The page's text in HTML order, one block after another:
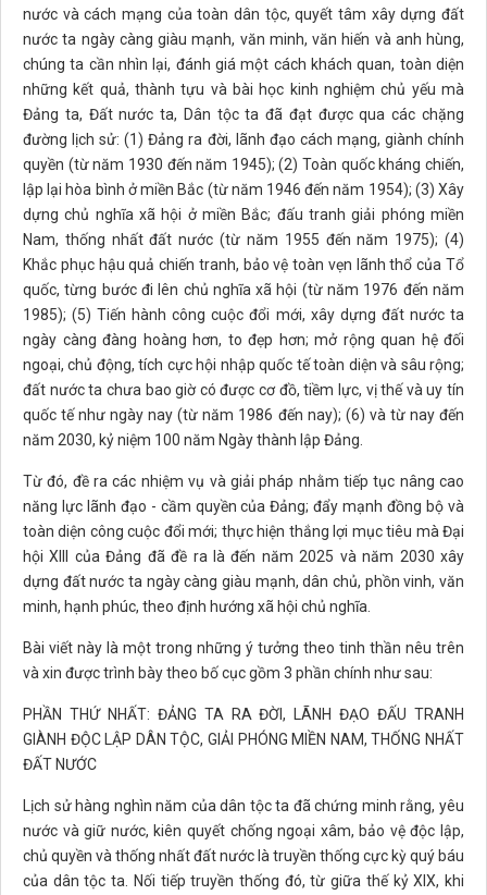
nước và cách mạng của toàn dân tộc, quyết tâm xây dựng đất
nước ta ngày càng giàu mạnh, văn minh, văn hiến và anh hùng,
chúng ta cần nhìn lại, đánh giá một cách khách quan, toàn diện
những kết quả, thành tựu và bài học kinh nghiệm chủ yếu mà
Đảng ta, Đất nước ta, Dân tộc ta đã đạt được qua các chặng
đường lịch sử: (1) Đảng ra đời, lãnh đạo cách mạng, giành chính
quyền (từ năm 1930 đến năm 1945); (2) Toàn quốc kháng chiến,
lập lại hòa bình ở miền Bắc (từ năm 1946 đến năm 1954); (3) Xây
dựng chủ nghĩa xã hội ở miền Bắc; đấu tranh giải phóng miền
Nam, thống nhất đất nước (từ năm 1955 đến năm 1975); (4)
Khắc phục hậu quả chiến tranh, bảo vệ toàn vẹn lãnh thổ của Tổ
quốc, từng bước đi lên chủ nghĩa xã hội (từ năm 1976 đến năm
1985); (5) Tiến hành công cuộc đổi mới, xây dựng đất nước ta
ngày càng đàng hoàng hơn, to đẹp hơn; mở rộng quan hệ đối
ngoại, chủ động, tích cực hội nhập quốc tế toàn diện và sâu rộng;
đất nước ta chưa bao giờ có được cơ đồ, tiềm lực, vị thế và uy tín
quốc tế như ngày nay (từ năm 1986 đến nay); (6) và từ nay đến
năm 2030, kỷ niệm 100 năm Ngày thành lập Đảng.
Từ đó, đề ra các nhiệm vụ và giải pháp nhằm tiếp tục nâng cao
năng lực lãnh đạo - cầm quyền của Đảng; đẩy mạnh đồng bộ và
toàn diện công cuộc đổi mới; thực hiện thắng lợi mục tiêu mà Đại
hội XIII của Đảng đã đề ra là đến năm 2025 và năm 2030 xây
dựng đất nước ta ngày càng giàu mạnh, dân chủ, phồn vinh, văn
minh, hạnh phúc, theo định hướng xã hội chủ nghĩa.
Bài viết này là một trong những ý tưởng theo tinh thần nêu trên
và xin được trình bày theo bố cục gồm 3 phần chính như sau:
PHẦN THỨ NHẤT: ĐẢNG TA RA ĐỜI, LÃNH ĐẠO ĐẤU TRANH
GIÀNH ĐỘC LẬP DÂN TỘC, GIẢI PHÓNG MIỀN NAM, THỐNG NHẤT
ĐẤT NƯỚC
Lịch sử hàng nghìn năm của dân tộc ta đã chứng minh rằng, yêu
nước và giữ nước, kiên quyết chống ngoại xâm, bảo vệ độc lập,
chủ quyền và thống nhất đất nước là truyền thống cực kỳ quý báu
của dân tộc ta. Nối tiếp truyền thống đó, từ giữa thế kỷ XIX, khi